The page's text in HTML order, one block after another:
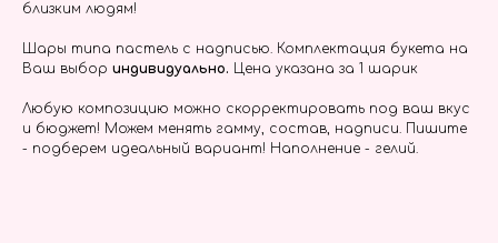
близким людям!
Шары типа пастель с надписью. Комплектация букета на
Ваш выбор индивидуально. Цена указана за 1 шарик
Любую композицию можно скорректировать под ваш вкус
и бюджет! Можем менять гамму, состав, надписи. Пишите
- подберем идеальный вариант! Наполнение - гелий.